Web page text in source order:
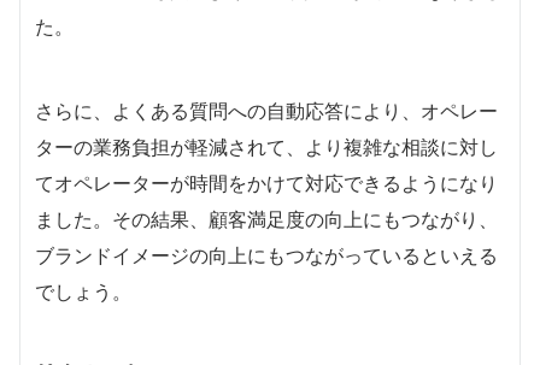
た。
さらに、よくある質問への自動応答により、オペレー
ターの業務負担が軽減されて、より複雑な相談に対し
てオペレーターが時間をかけて対応できるようになり
ました。その結果、顧客満足度の向上にもつながり、
ブランドイメージの向上にもつながっているといえる
でしょう。